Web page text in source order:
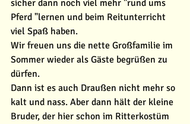
sicher dann noch viel mehr "rund ums
Pferd "lernen und beim Reitunterricht
viel Spaß haben.
Wir freuen uns die nette Großfamilie im
Sommer wieder als Gäste begrüßen zu
dürfen.
Dann ist es auch Draußen nicht mehr so
kalt und nass. Aber dann hält der kleine
Bruder, der hier schon im Ritterkostüm